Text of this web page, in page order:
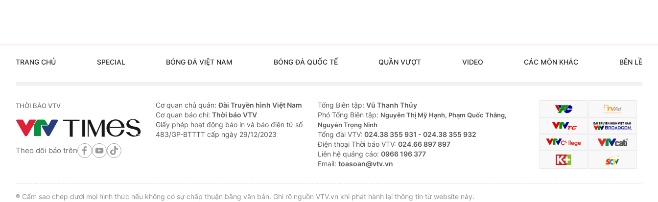
TRANG CHỦ SPECIAL BÓNG ĐÁ VIỆT NAM BÓNG ĐÁ QUỐC TẾ QUẦN VƯỢT VIDEO CÁC MÔN KHÁC BÊN LỀ
THỜI BÁO VTV
Theo dõi báo trên
Cơ quan chủ quản:Đài Truyền hình Việt Nam
Cơ quan báo chí: Thời báo VTV
Giấy phép hoạt động báo in và báo điện tử số
483/GP-BTTTT cấp ngày 29/12/2023
Tổng Biên tập: Vũ Thanh Thủy
Phó Tổng Biên tập: Nguyễn Thị Mỹ Hạnh, Phạm Quốc Thắng,
Nguyễn Trọng Ninh
Tổng đài VTV: 024.38 355 931 - 024.38 355 932
Ðiện thoại Thời báo VTV: 024.66 897 897
Liên hệ quảng cáo: 0966 196 377
Email: toasoan@vtv.vn
® Cấm sao chép dưới mọi hình thức nếu không có sự chấp thuận bằng văn bản. Ghi rõ nguồn VTV.vn khi phát hành lại thông tin từ website này.